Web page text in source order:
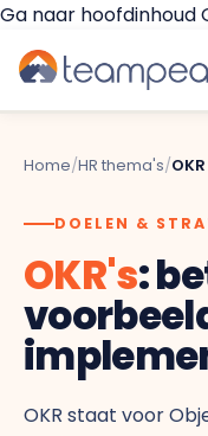
Ga naar hoofdinhoud
Platform
GESPREKKEN &
Implementatie
Resources
Home/HR thema's/OKR
DOELEN &
OKR's:
OKR staat voor